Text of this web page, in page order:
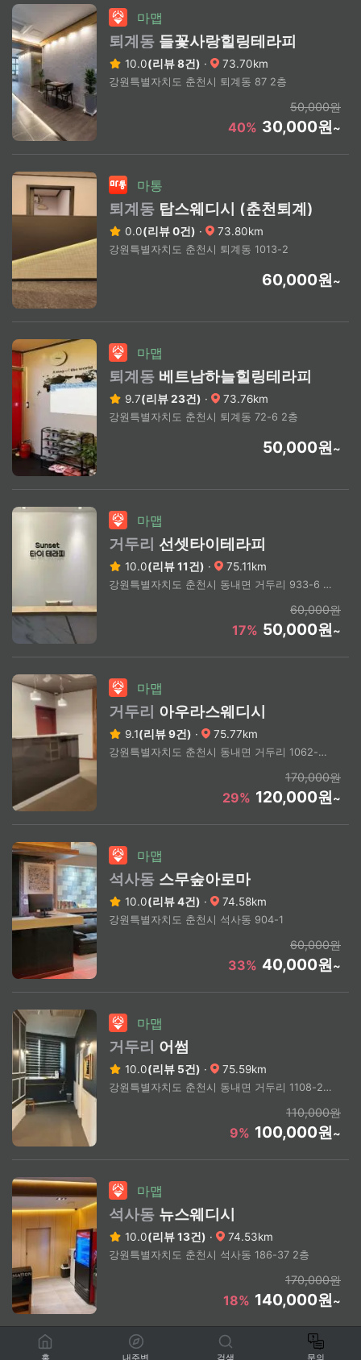
마맵
퇴계동 들꽃사랑힐링테라피
10.0(리뷰 8건) · 73.70km
강원특별자치도 춘천시 퇴계동 87 2층
50,000원
40% 30,000원~
마통
퇴계동 탑스웨디시 (춘천퇴계)
0.0(리뷰 0건) · 73.80km
강원특별자치도 춘천시 퇴계동 1013-2
60,000원~
마맵
퇴계동 베트남하늘힐링테라피
9.7(리뷰 23건) · 73.76km
강원특별자치도 춘천시 퇴계동 72-6 2층
50,000원~
마맵
거두리 선셋타이테라피
10.0(리뷰 11건) · 75.11km
강원특별자치도 춘천시 동내면 거두리 933-6 3층
60,000원
17% 50,000원~
마맵
거두리 아우라스웨디시
9.1(리뷰 9건) · 75.77km
강원특별자치도 춘천시 동내면 거두리 1062-3 2층
170,000원
29% 120,000원~
마맵
석사동 스무숲아로마
10.0(리뷰 4건) · 74.58km
강원특별자치도 춘천시 석사동 904-1
60,000원
33% 40,000원~
마맵
거두리 어썸
10.0(리뷰 5건) · 75.59km
강원특별자치도 춘천시 동내면 거두리 1108-2 2층
110,000원
9% 100,000원~
마맵
석사동 뉴스웨디시
10.0(리뷰 13건) · 74.53km
강원특별자치도 춘천시 석사동 186-37 2층
170,000원
18% 140,000원~
홈 내주변 검색 문의